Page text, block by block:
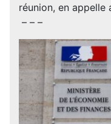
réunion, en appelle
– – –